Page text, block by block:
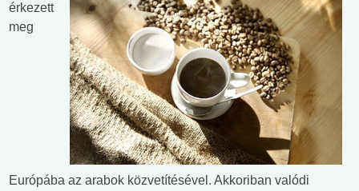
érkezett
meg
Európába az arabok közvetítésével. Akkoriban valódi